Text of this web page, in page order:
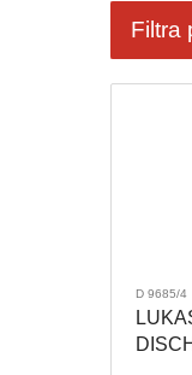
Filtra
D 9685/4